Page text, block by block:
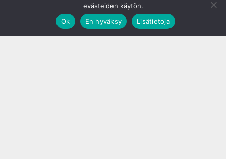
evästeiden käytön.
Ok
En hyväksy Lisätietoja